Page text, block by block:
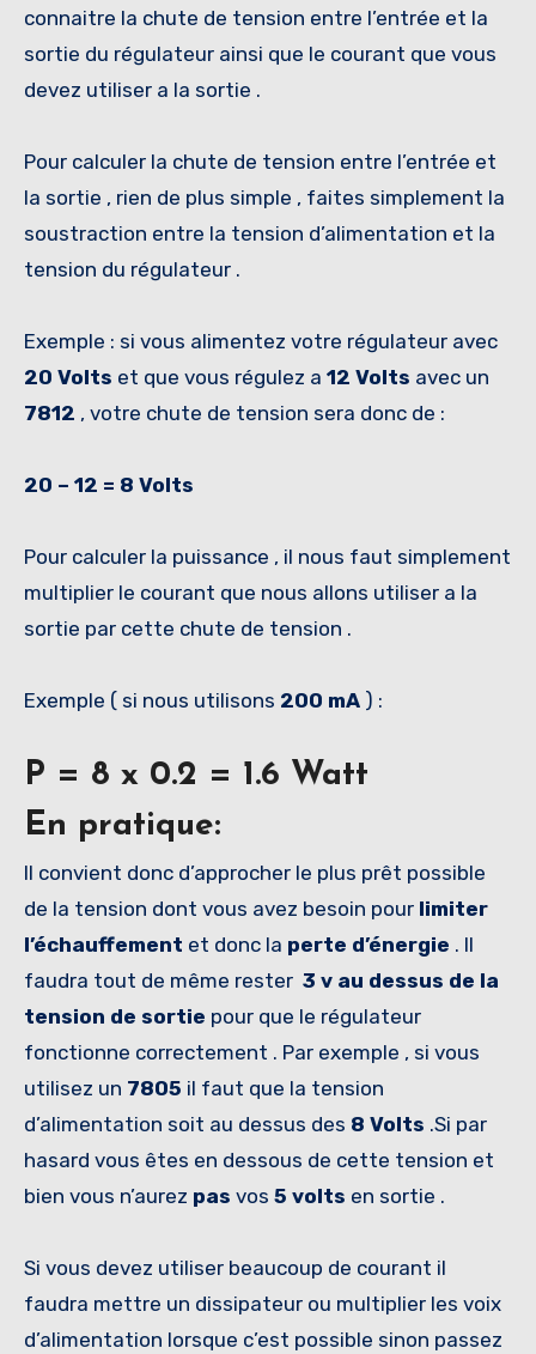
connaitre la chute de tension entre l’entrée et la
sortie du régulateur ainsi que le courant que vous
devez utiliser a la sortie .
Pour calculer la chute de tension entre l’entrée et
la sortie , rien de plus simple , faites simplement la
soustraction entre la tension d’alimentation et la
tension du régulateur .
Exemple : si vous alimentez votre régulateur avec
20 Volts et que vous régulez a 12 Volts avec un
7812 , votre chute de tension sera donc de :
20 – 12 = 8 Volts
Pour calculer la puissance , il nous faut simplement
multiplier le courant que nous allons utiliser a la
sortie par cette chute de tension .
Exemple ( si nous utilisons 200 mA ) :
P = 8 x 0.2 = 1.6 Watt
En pratique:
Il convient donc d’approcher le plus prêt possible
de la tension dont vous avez besoin pour limiter
l’échauffement et donc la perte d’énergie . Il
faudra tout de même rester 3 v au dessus de la
tension de sortie pour que le régulateur
fonctionne correctement . Par exemple , si vous
utilisez un 7805 il faut que la tension
d’alimentation soit au dessus des 8 Volts .Si par
hasard vous êtes en dessous de cette tension et
bien vous n’aurez pas vos 5 volts en sortie .
Si vous devez utiliser beaucoup de courant il
faudra mettre un dissipateur ou multiplier les voix
d’alimentation lorsque c’est possible sinon passez